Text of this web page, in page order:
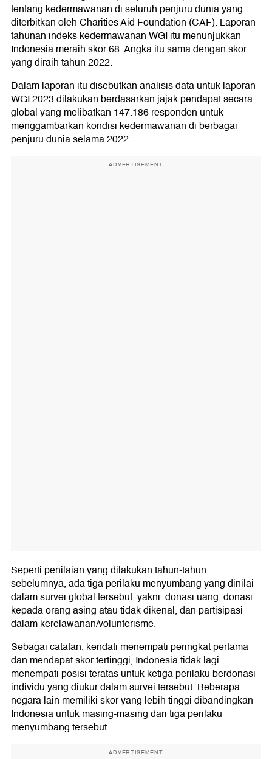
tentang kedermawanan di seluruh penjuru dunia yang
diterbitkan oleh Charities Aid Foundation (CAF). Laporan
tahunan indeks kedermawanan WGI itu menunjukkan
Indonesia meraih skor 68. Angka itu sama dengan skor
yang diraih tahun 2022.
Dalam laporan itu disebutkan analisis data untuk laporan
WGI 2023 dilakukan berdasarkan jajak pendapat secara
global yang melibatkan 147.186 responden untuk
menggambarkan kondisi kedermawanan di berbagai
penjuru dunia selama 2022.
ADVERTISEMENT
Seperti penilaian yang dilakukan tahun-tahun
sebelumnya, ada tiga perilaku menyumbang yang dinilai
dalam survei global tersebut, yakni: donasi uang, donasi
kepada orang asing atau tidak dikenal, dan partisipasi
dalam kerelawanan/volunterisme.
Sebagai catatan, kendati menempati peringkat pertama
dan mendapat skor tertinggi, Indonesia tidak lagi
menempati posisi teratas untuk ketiga perilaku berdonasi
individu yang diukur dalam survei tersebut. Beberapa
negara lain memiliki skor yang lebih tinggi dibandingkan
Indonesia untuk masing-masing dari tiga perilaku
menyumbang tersebut.
ADVERTISEMENT